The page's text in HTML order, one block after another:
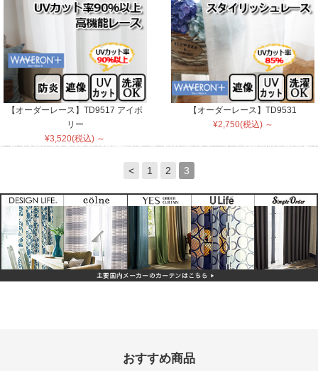
【オーダーレース】TD9517 アイボ
リー
¥3,520(税込) ～
【オーダーレース】TD9531
¥2,750(税込) ～
< 1 2 3
おすすめ商品